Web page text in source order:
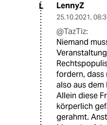
L LennyZ
25.10.2021,
@TazTiz:
Niemand
fordern, dass
also aus
Allein diese
körperlich
gerahmt.